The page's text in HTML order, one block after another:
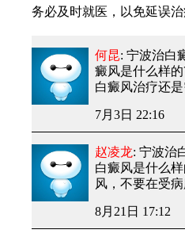
务必及时就医，以免延误治
何昆: 宁波治白
癜风是什么样的
白癜风治疗还
7月3日 22:16
赵凌龙: 宁波治
白癜风是什么样
风，不要在受
8月21日 17:12